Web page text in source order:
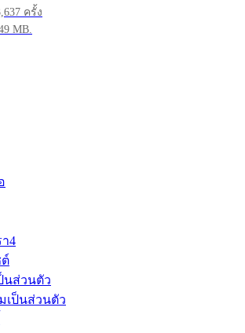
ครั้ง
MB.
4
ต์
นส่วนตัว
เป็นส่วนตัว